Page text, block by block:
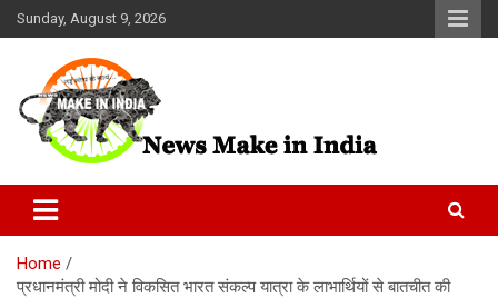
Skip
to
Sunday, August 9, 2026
News Make In india
Home
प्रधानमंत्री मोदी ने विकसित भारत संकल्प यात्रा के लाभार्थियों से बातचीत की